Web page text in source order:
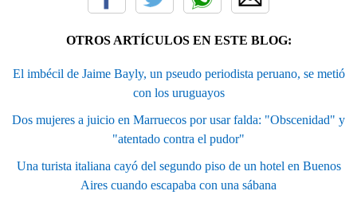
OTROS ARTÍCULOS EN ESTE BLOG:
El imbécil de Jaime Bayly, un pseudo periodista peruano, se metió
con los uruguayos
Dos mujeres a juicio en Marruecos por usar falda: "Obscenidad" y
"atentado contra el pudor"
Una turista italiana cayó del segundo piso de un hotel en Buenos
Aires cuando escapaba con una sábana